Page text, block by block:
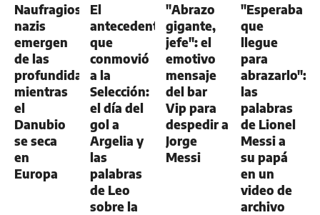
Naufragios
nazis
emergen
de las
profundidades
mientras
el
Danubio
se seca
en
Europa
El
antecedente
que
conmovió
a la
Selección:
el día del
gol a
Argelia y
las
palabras
de Leo
sobre la
"Abrazo
gigante,
jefe": el
emotivo
mensaje
del bar
Vip para
despedir a
Jorge
Messi
"Esperaba
que
llegue
para
abrazarlo":
las
palabras
de Lionel
Messi a
su papá
en un
video de
archivo